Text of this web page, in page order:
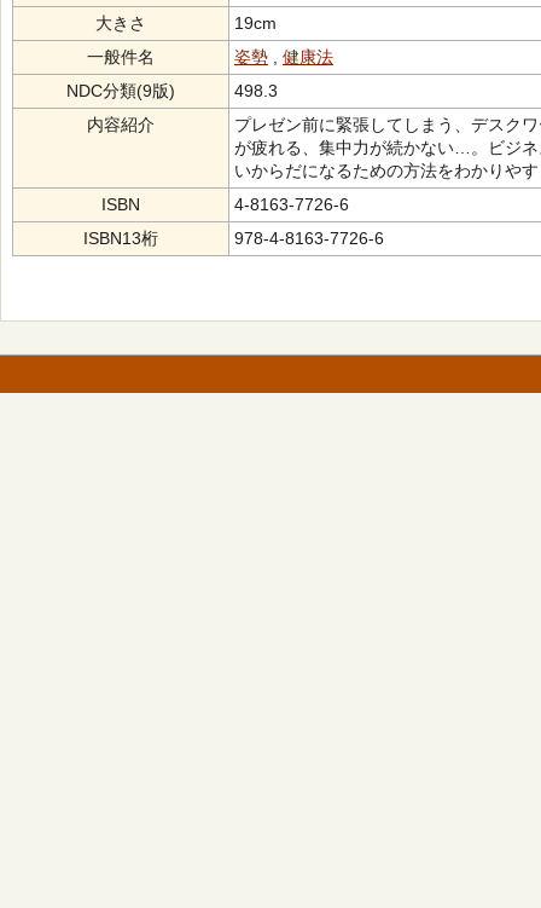
大きさ
19cm
一般件名
姿勢
健康法
NDC分類(9版)
498.3
内容紹介
プレゼン前に緊張してしまう、デスク
が疲れる、集中力が続かない…。ビジ
いからだになるための方法をわかりや
ISBN
4-8163-7726-6
ISBN13桁
978-4-8163-7726-6